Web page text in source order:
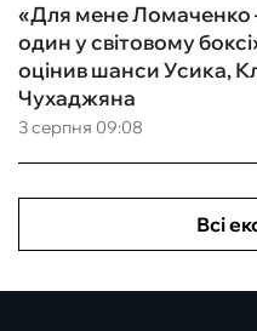
3 серпня 09:08
«Для мене Ломаченко
один у світовому
оцінив шанси Усика,
Чухаджяна
Всі